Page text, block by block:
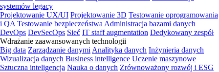
systemów legacy
Projektowanie UX/UI Projektowanie 3D Testowanie oprogramowania
i QA Testowanie bezpieczeństwa Administracja bazami danych
DevOps DevSecOps Sieć IT staff augmentation Dedykowany zespół
Wdrażanie zaawansowanych technologii
Big data Zarządzanie danymi Analityka danych Inżynieria danych
Wizualizacja danych Business intelligence Uczenie maszynowe
Sztuczna inteligencja Nauka o danych Zrównoważony rozwój i ESG